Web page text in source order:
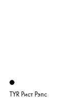
TYR Рист Рэпс